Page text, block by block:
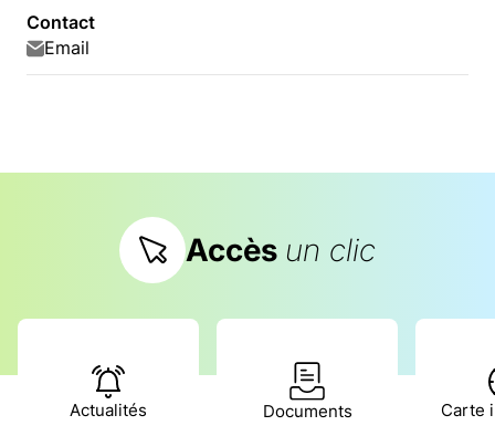
Contact
Email
Accès un clic
Actualités Documents Carte